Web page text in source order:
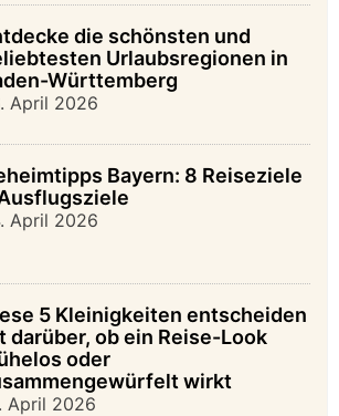
die schönsten und
Urlaubsregionen in
Württemberg
April 2026
Bayern: 8 Reiseziele
April 2026
5 Kleinigkeiten entscheiden
darüber, ob ein Reise-Look
oder
wirkt
April 2026